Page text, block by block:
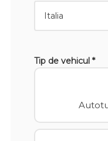
Tip de vehicul *